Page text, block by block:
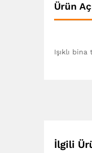
Ürün
Işıklı bina
İlgili